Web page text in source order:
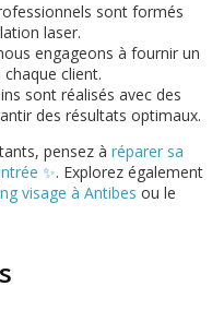
sont formés
laser.
engageons à fournir un
client.
sont réalisés avec des
des résultats optimaux.
pensez à réparer sa
✨. Explorez également
visage à Antibes ou le